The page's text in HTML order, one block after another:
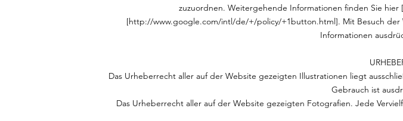
zuzuordnen. Weitergehende Informationen finden Sie hier [
[http://www.google.com/intl/de/+/policy/+1button.html]. Mit Besuch
Informationen
Das Urheberrecht aller auf der Website gezeigten Illustrationen liegt
Gebrauch ist
Das Urheberrecht aller auf der Website gezeigten Fotografien. Jede